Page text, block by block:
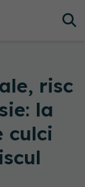
risc
la
culci